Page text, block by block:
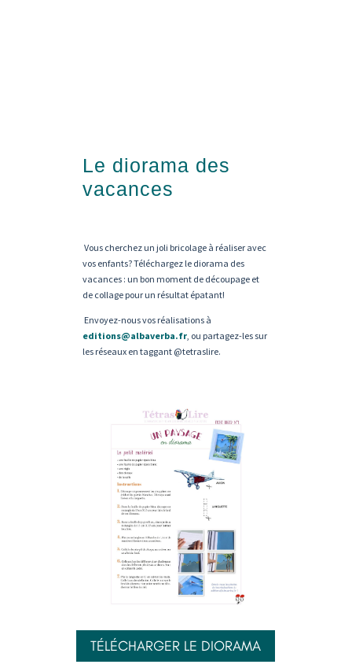
Le diorama des
vacances
Vous cherchez un joli bricolage à réaliser avec
vos enfants? Téléchargez le diorama des
vacances : un bon moment de découpage et
de collage pour un résultat épatant!
Envoyez-nous vos réalisations à
editions@albaverba.fr, ou partagez-les sur
les réseaux en taggant @tetraslire.
TÉLÉCHARGER LE DIORAMA